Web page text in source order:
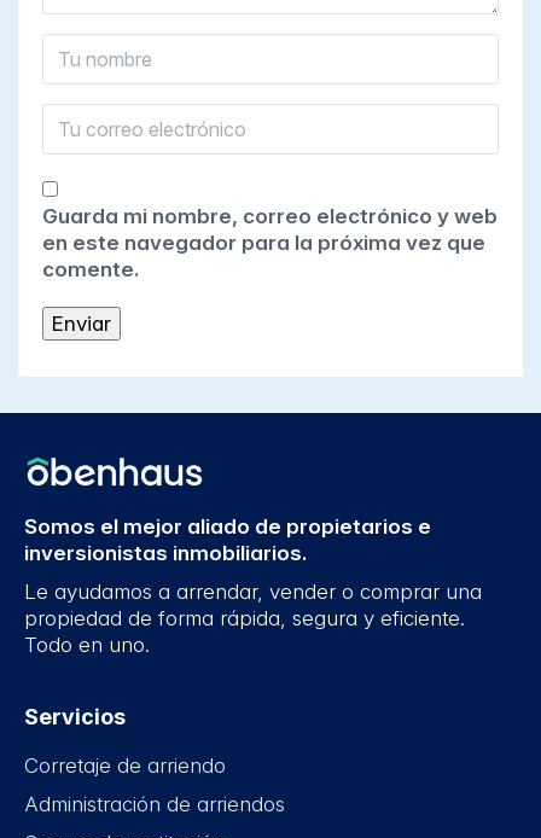
Guarda mi nombre, correo electrónico y web
en este navegador para la próxima vez que
comente.
Somos el mejor aliado de propietarios e
inversionistas inmobiliarios.
Le ayudamos a arrendar, vender o comprar una
propiedad de forma rápida, segura y eficiente.
Todo en uno.
Servicios
Corretaje de arriendo
Administración de arriendos